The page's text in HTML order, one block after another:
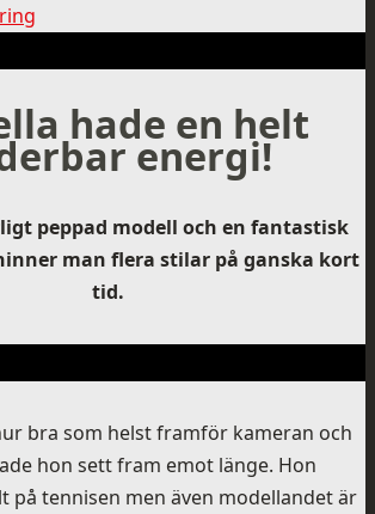
hade en helt
energi!
peppad modell och en fantastisk
man flera stilar på ganska kort
tid.
bra som helst framför kameran och
hon sett fram emot länge. Hon
på tennisen men även modellandet är